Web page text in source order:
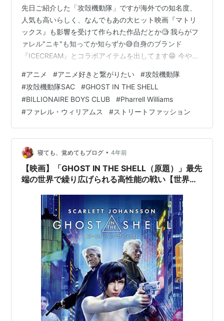
先日ご紹介した「攻殻機動隊」ですが海外での知名度、
人気も高いらしく、なんでもあの大ヒット映画『マトリ
ックス』も影響を受けて作られた作品だとか🧐 我らがフ
ァレル"ニキ"も知ってか知らずか😅自身のブランド
『ICECREAM』とコラボアイテムを出してます😁 今や音
を勤めるまでのファッションリーダー的存在まで上り詰
めた『ファレル・ウィリアムス』 そんな彼がNIGOさん
としょっちゅう、つるんでいた頃立ち上げたストリート
ブランド『BILLIONARE BOYS CLUB / ICECREAM』
『ICECREAM』は当初、BBCのシューズライ…
#アニメ #アニメ好きと繋がりたい #攻殻機動隊
#攻殻機動隊SAC #GHOST IN THE SHELL
#BILLIONAIRE BOYS CLUB #Pharrell Williams
#ファレル・ウィリアムス #ストリートファッション
寝ても、覚めてもブログ • 4年前
【映画】「GHOST IN THE SHELL（原題）」最先
端の世界で繰り広げられる高性能の戦い【世界観